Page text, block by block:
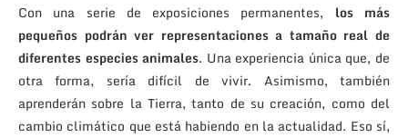
Con una serie de exposiciones permanentes, los más
pequeños podrán ver representaciones a tamaño real de
diferentes especies animales. Una experiencia única que, de
otra forma, sería difícil de vivir. Asimismo, también
aprenderán sobre la Tierra, tanto de su creación, como del
cambio climático que está habiendo en la actualidad. Eso sí,